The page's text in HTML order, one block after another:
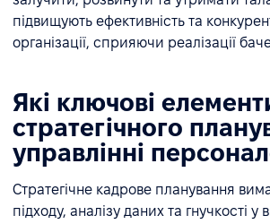
підвищують ефективність та
організації, сприяючи реалізації
Які ключові
стратегічного
управлінні
Стратегічне кадрове планування
підходу, аналізу даних та гнучкості у